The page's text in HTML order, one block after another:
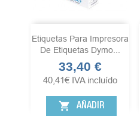
Etiquetas Para Impresora
De Etiquetas Dymo...
Precio
33,40 €
40,41€ IVA incluído
shopping_cart AÑADIR